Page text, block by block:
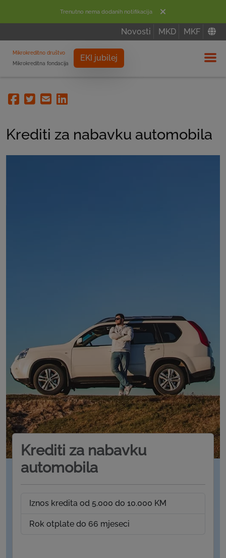
Trenutno nema dodanih notifikacija
Novosti MKD MKF
Mikrokreditno društvo
Mikrokreditna fondacija
EKI jubilej
Facebook
TwitterEmailLinkedin
Krediti za nabavku automobila
Krediti za nabavku
automobila
Iznos kredita od 5.000 do 10.000 KM
Rok otplate do 66 mjeseci